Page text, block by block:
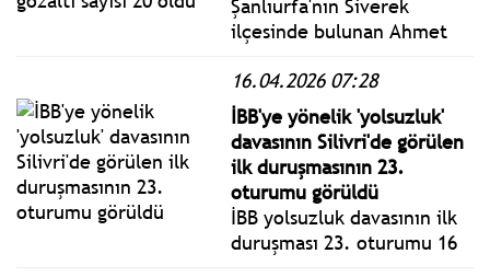
Şanlıurfa'nın Siverek
ilçesinde bulunan Ahmet
Anadolu Lisesi'ndeki silahlı
saldırıya ilişkin 20 şüpheli
gözaltına alındı.
16.04.2026 07:28
İBB'ye yönelik 'yolsuzluk'
davasının Silivri'de görülen
ilk duruşmasının 23.
oturumu görüldü
İBB yolsuzluk davasının ilk
duruşması 23. oturumu 16